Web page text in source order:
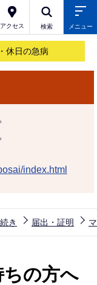
アクセス 検索 メニュー
休日の急病
index.html
き 届出・証明
の方へ